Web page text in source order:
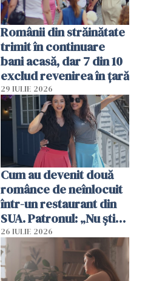
Românii din străinătate
trimit în continuare
bani acasă, dar 7 din 10
exclud revenirea în țară
29 IULIE 2026
Cum au devenit două
românce de neînlocuit
într-un restaurant din
SUA. Patronul: „Nu știu
ce o să mă fac fără voi”
26 IULIE 2026